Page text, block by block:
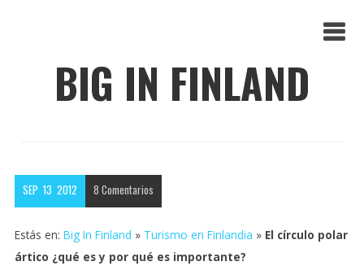
BIG IN FINLAND
SEP 13 2012 8 Comentarios
Estás en: Big In Finland » Turismo en Finlandia » El círculo polar
ártico ¿qué es y por qué es importante?